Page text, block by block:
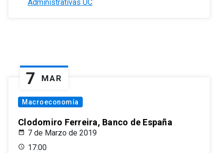
Administrativas UC
7 MAR
Macroeconomía
Clodomiro Ferreira, Banco de España
7 de Marzo de 2019
17:00